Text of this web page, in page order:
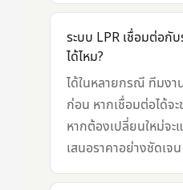
ระบบ LPR เชื่อมต่อกั
ได้ไหม?
ได้ในหลายกรณี ทีมงา
ก่อน หากเชื่อมต่อได้จ
หากต้องเปลี่ยนใหม่จะ
เสนอราคาอย่างชัดเจน